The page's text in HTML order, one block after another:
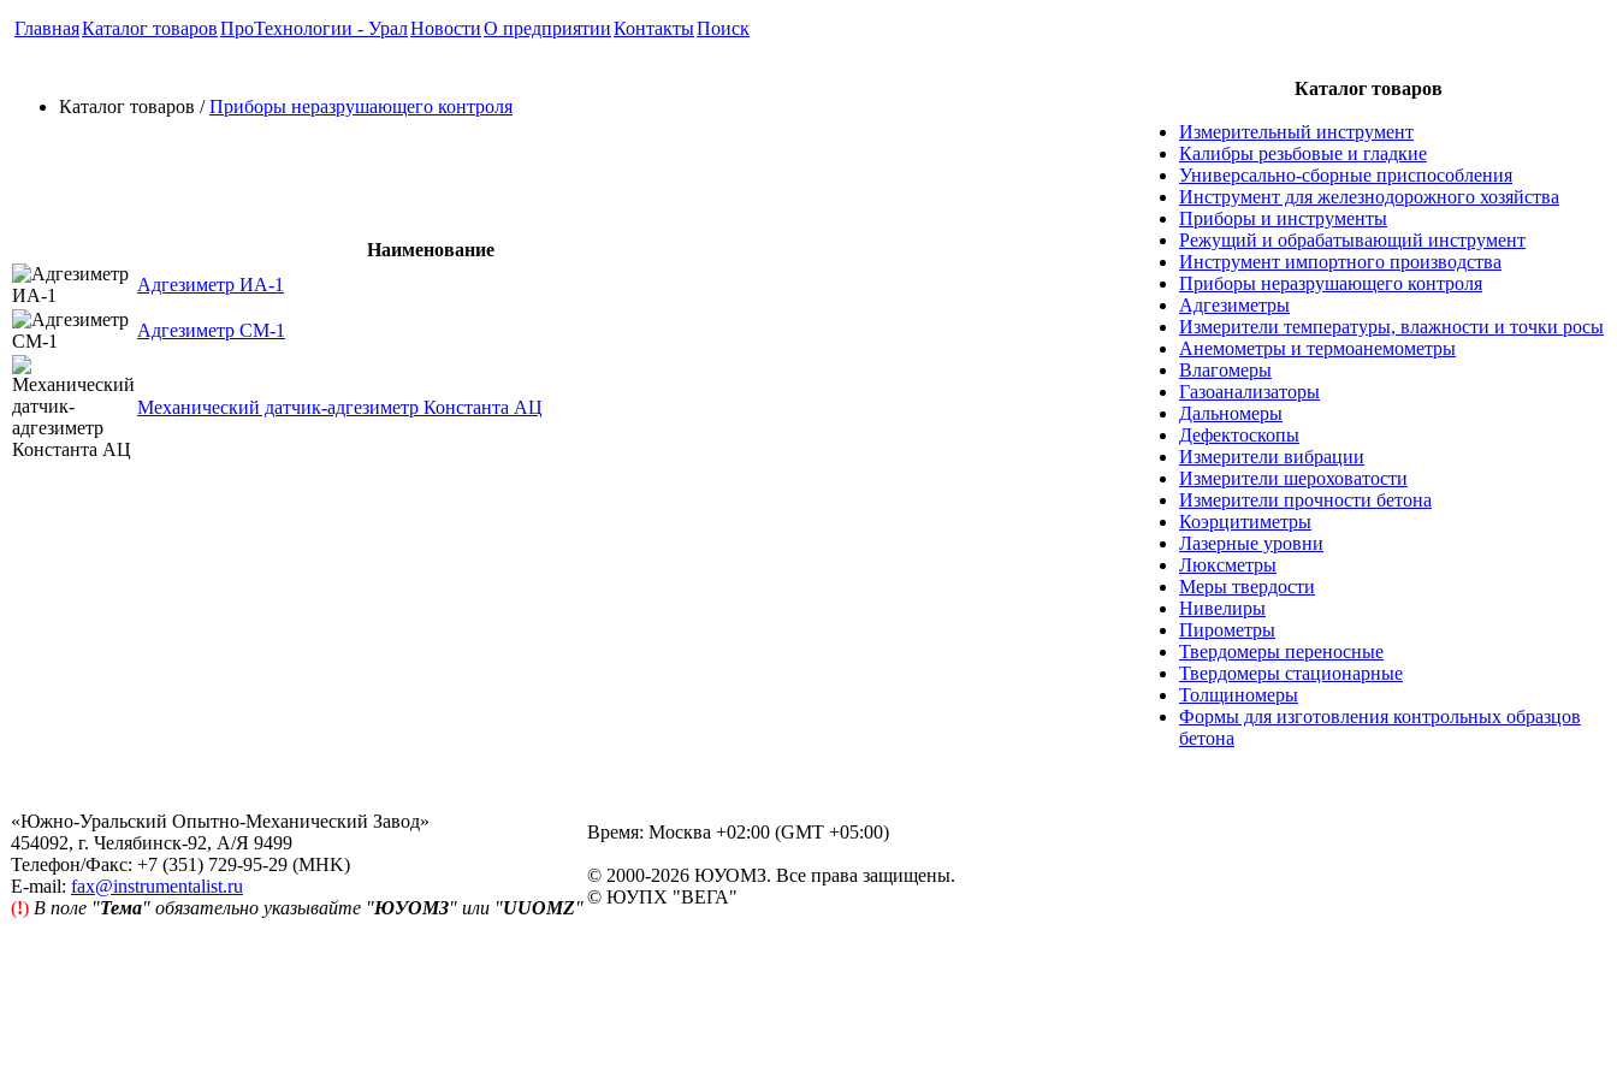
ГлавнаяКаталог товаровПроТехнологии - УралНовостиО предприятииКонтактыПоиск
Каталог товаров /Приборы неразрушающего контроля
Наименование
Адгезиметр ИА-1
Адгезиметр СМ-1
Механический датчик-адгезиметр Константа АЦ
Каталог товаров
Измерительный инструмент
Калибры резьбовые и гладкие
Универсально-сборные приспособления
Инструмент для железнодорожного хозяйства
Приборы и инструменты
Режущий и обрабатывающий инструмент
Инструмент импортного производства
Приборы неразрушающего контроля
Адгезиметры
Измерители температуры, влажности и точки росы
Анемометры и термоанемометры
Влагомеры
Газоанализаторы
Дальномеры
Дефектоскопы
Измерители вибрации
Измерители шероховатости
Измерители прочности бетона
Коэрцитиметры
Лазерные уровни
Люксметры
Меры твердости
Нивелиры
Пирометры
Твердомеры переносные
Твердомеры стационарные
Толщиномеры
Формы для изготовления контрольных образцов
бетона
«Южно-Уральский Опытно-Механический Завод»
454092, г. Челябинск-92, А/Я 9499
Телефон/Факс: +7 (351) 729-95-29 (MHK)
Е-mail: fax@instrumentalist.ru
(!) В поле "Тема" обязательно указывайте "ЮУОМЗ" или "UUOMZ"
Время: Москва +02:00 (GMT +05:00)
© 2000-2026 ЮУОМЗ. Все права защищены.
© ЮУПХ "ВЕГА"